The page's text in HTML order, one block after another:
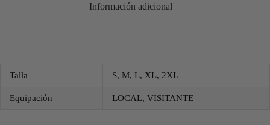
Información adicional
Talla S, M, L, XL, 2XL
Equipación LOCAL, VISITANTE